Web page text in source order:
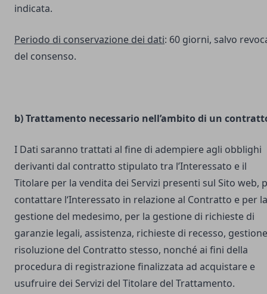
indicata.
Periodo di conservazione dei dati: 60 giorni, salvo
del consenso.
b) Trattamento necessario nell’ambito di un
I Dati saranno trattati al fine di adempiere agli obblighi
derivanti dal contratto stipulato tra l’Interessato e il
Titolare per la vendita dei Servizi presenti sul Sito web,
contattare l‘Interessato in relazione al Contratto e per la
gestione del medesimo, per la gestione di richieste di
garanzie legali, assistenza, richieste di recesso,
risoluzione del Contratto stesso, nonché ai fini della
procedura di registrazione finalizzata ad acquistare e
usufruire dei Servizi del Titolare del Trattamento.